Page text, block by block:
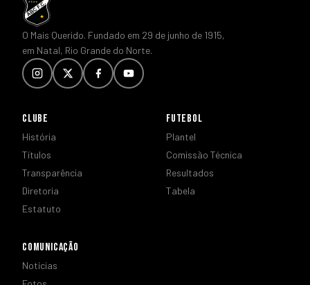
O Mais Querido. Fundado em 29 de junho de 1915,
em Natal, Rio Grande do Norte.
CLUBE
História
Títulos
Transparência
Diretoria
Estatuto
FUTEBOL
Plantel
Comissão Técnica
Resultados
Tabela
COMUNICAÇÃO
Notícias